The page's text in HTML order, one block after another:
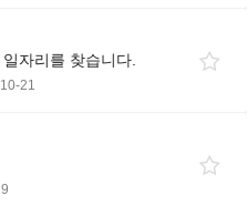
자리를 찾습니다.
10-21